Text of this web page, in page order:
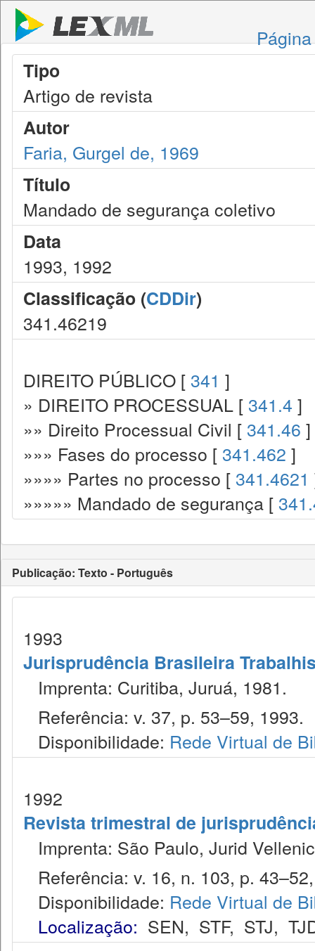
Tipo
Artigo de revista
Autor
Faria, Gurgel de, 1969
Título
Mandado de segurança coletivo
Data
1993, 1992
Classificação (CDDir)
341.46219
DIREITO PÚBLICO [ 341 ]
» DIREITO PROCESSUAL [ 341.4 ]
»» Direito Processual Civil [ 341.46 ]
»»» Fases do processo [ 341.462 ]
»»»» Partes no processo [ 341.4621
»»»»» Mandado de segurança [
Publicação: Texto - Português
1993
Jurisprudência Brasileira
Imprenta: Curitiba, Juruá, 1981.
Referência: v. 37, p. 53–59, 1993.
Disponibilidade: Rede Virtual de
1992
Revista trimestral de
Imprenta: São Paulo, Jurid
Referência: v. 16, n. 103, p.
Disponibilidade: Rede Virtual de
Localização: SEN, STF, STJ,